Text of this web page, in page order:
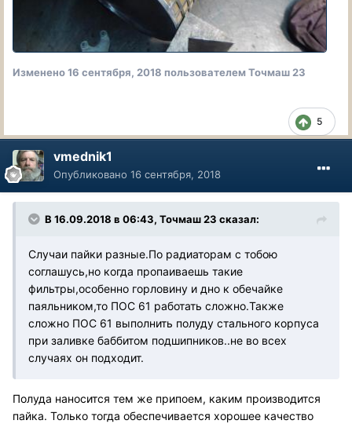
Изменено16 сентября, 2018 пользователем Точмаш 23
5
vmednik1
Опубликовано 16 сентября, 2018
В 16.09.2018 в 06:43, Точмаш 23 сказал:
Случаи пайки разные.По радиаторам с тобою
соглашусь,но когда пропаиваешь такие
фильтры,особенно горловину и дно к обечайке
паяльником,то ПОС 61 работать сложно.Также
сложно ПОС 61 выполнить полуду стального корпуса
при заливке баббитом подшипников..не во всех
случаях он подходит.
Полуда наносится тем же припоем, каким производится
пайка. Только тогда обеспечивается хорошее качество